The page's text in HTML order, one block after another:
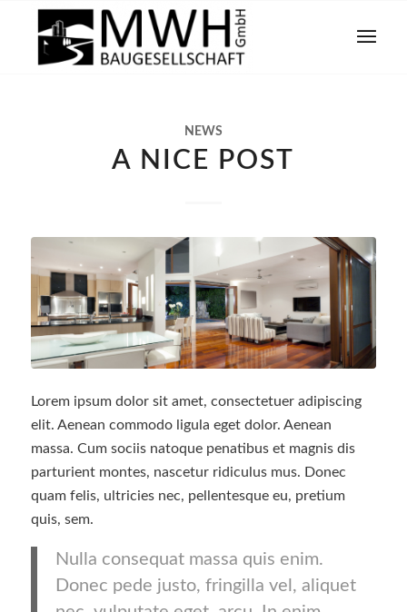
NEWS
A NICE POST
Lorem ipsum dolor sit amet, consectetuer adipiscing
elit. Aenean commodo ligula eget dolor. Aenean
massa. Cum sociis natoque penatibus et magnis dis
parturient montes, nascetur ridiculus mus. Donec
quam felis, ultricies nec, pellentesque eu, pretium
quis, sem.
Nulla consequat massa quis enim.
Donec pede justo, fringilla vel, aliquet